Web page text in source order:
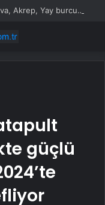
21 Temmuz 2026 burç yorumları! Kova, Akrep, Yay burcu yorumu… AŞK, EVLİLİK, SAĞLIK yorumları ne diyor?
güçlü